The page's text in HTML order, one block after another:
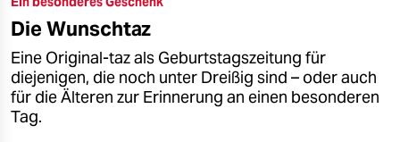
epaper login
Die Wunschtaz
Eine Original-taz als Geburtstagszeitung für
diejenigen, die noch unter Dreißig sind – oder auch
für die Älteren zur Erinnerung an einen besonderen
Tag.